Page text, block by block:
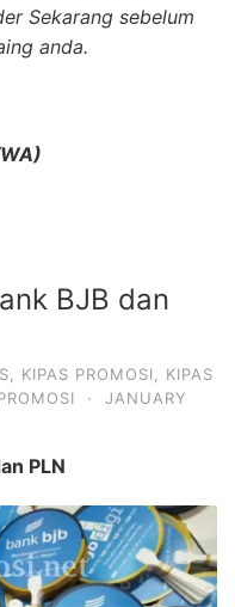
Sekarang sebelum
anda.
BJB dan
KIPAS PROMOSI
KIPAS
·
JANUARY
PLN